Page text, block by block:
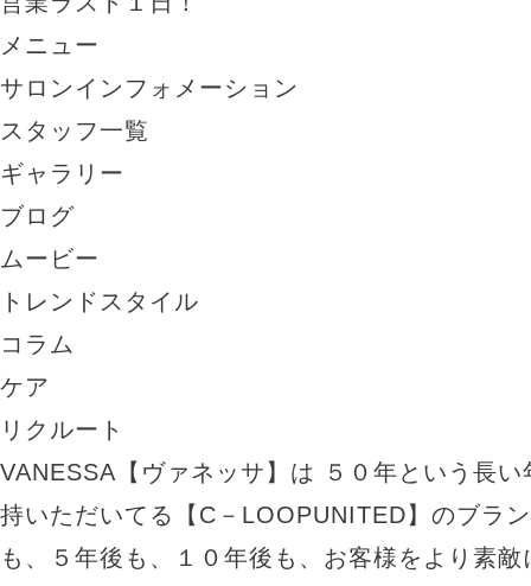
メニュー
サロンインフォメーション
スタッフ一覧
ギャラリー
ブログ
ムービー
トレンドスタイル
コラム
ケア
リクルート
VANESSA【ヴァネッサ】は ５０年という長
持いただいてる【C－LOOPUNITED】のブラ
も、５年後も、１０年後も、お客様をより素